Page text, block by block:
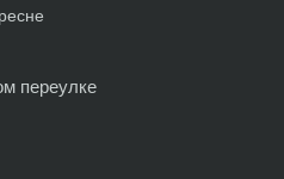
переулке